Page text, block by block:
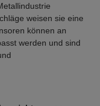
weisen sie eine
können an
werden und sind